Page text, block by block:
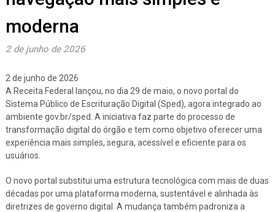
moderna
2 de junho de 2026
2 de junho de 2026
A Receita Federal lançou, no dia 29 de maio, o novo portal do
Sistema Público de Escrituração Digital (Sped), agora integrado ao
ambiente gov.br/sped. A iniciativa faz parte do processo de
transformação digital do órgão e tem como objetivo oferecer uma
experiência mais simples, segura, acessível e eficiente para os
usuários.
O novo portal substitui uma estrutura tecnológica com mais de duas
décadas por uma plataforma moderna, sustentável e alinhada às
diretrizes de governo digital. A mudança também padroniza a